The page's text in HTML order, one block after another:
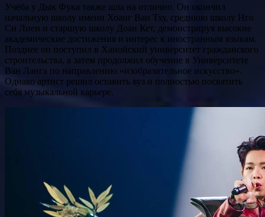
Учёба у Дык Фука также шла на отлично. Он окончил
начальную школу имени Хоанг Ван Тху, среднюю школу Нго
Си Лиен и старшую школу Доан Кет, демонстрируя высокие
академические достижения и интерес к иностранным языкам.
Позднее он поступил в Ханойский университет гражданского
строительства, а затем продолжил обучение в Университете
Ван Ланга по направлению «изобразительное искусство».
Однако артист решил оставить вуз и полностью посвятить
себя музыкальной карьере.